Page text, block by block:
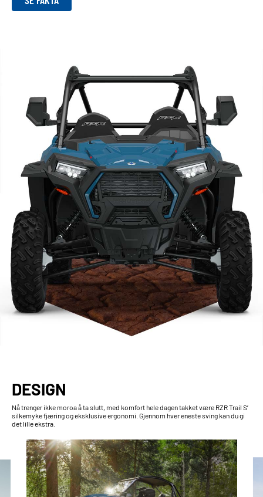
DESIGN
Nå trenger ikke moroa å ta slutt, med komfort hele dagen takket være RZR Trail S’
silkemyke fjæring og eksklusive ergonomi. Gjennom hver eneste sving kan du gi
det lille ekstra.